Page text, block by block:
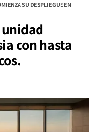
SU DESPLIEGUE EN
con hasta